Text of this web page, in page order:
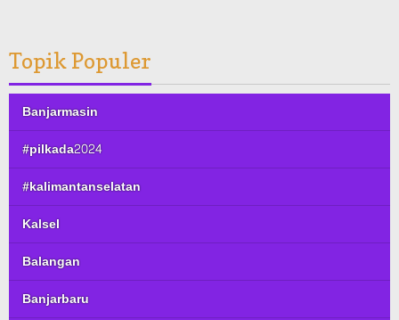
Topik Populer
Banjarmasin
#pilkada2024
#kalimantanselatan
Kalsel
Balangan
Banjarbaru